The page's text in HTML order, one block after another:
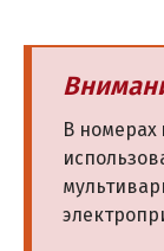
В номерах